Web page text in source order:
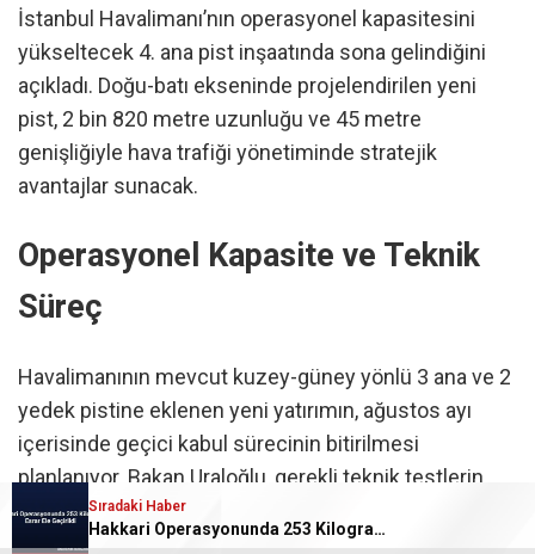
İstanbul Havalimanı’nın operasyonel kapasitesini
yükseltecek 4. ana pist inşaatında sona gelindiğini
açıkladı. Doğu-batı ekseninde projelendirilen yeni
pist, 2 bin 820 metre uzunluğu ve 45 metre
genişliğiyle hava trafiği yönetiminde stratejik
avantajlar sunacak.
Operasyonel Kapasite ve Teknik
Süreç
Havalimanının mevcut kuzey-güney yönlü 3 ana ve 2
yedek pistine eklenen yeni yatırımın, ağustos ayı
içerisinde geçici kabul sürecinin bitirilmesi
planlanıyor. Bakan Uraloğlu, gerekli teknik testlerin
ardından4. ana pistin yılın son çeyreğinde
trafiğine açılacağını duyurdu.
Sıradaki Haber
Hakkari Operasyonunda 253 Kilogram Esrar Ele Geçirildi